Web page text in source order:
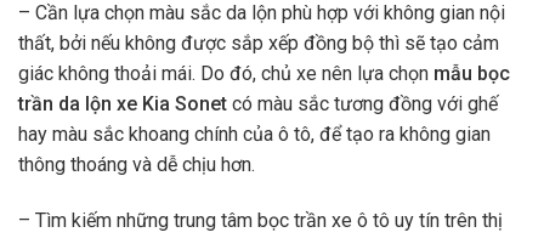
– Cần lựa chọn màu sắc da lộn phù hợp với không gian nội
thất, bởi nếu không được sắp xếp đồng bộ thì sẽ tạo cảm
giác không thoải mái. Do đó, chủ xe nên lựa chọn mẫu bọc
trần da lộn xe Kia Sonet có màu sắc tương đồng với ghế
hay màu sắc khoang chính của ô tô, để tạo ra không gian
thông thoáng và dễ chịu hơn.
– Tìm kiếm những trung tâm bọc trần xe ô tô uy tín trên thị